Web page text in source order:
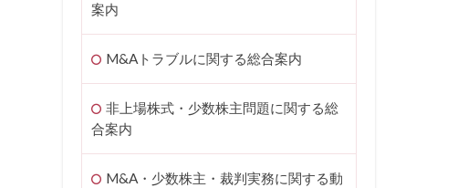
案内
M&Aトラブルに関する総合案内
非上場株式・少数株主問題に関する総
合案内
M&A・少数株主・裁判実務に関する動